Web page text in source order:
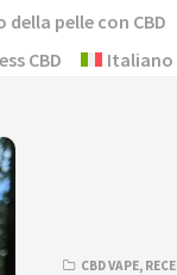
pelle con CBD
CBD
Italiano
CBD VAPE,